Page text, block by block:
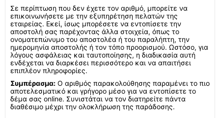
Σε περίπτωση που δεν έχετε τον αριθμό, μπορείτε να
επικοινωνήσετε με την εξυπηρέτηση πελατών της
εταιρείας. Εκεί, ίσως μπορέσετε να εντοπίσετε την
αποστολή σας παρέχοντας άλλα στοιχεία, όπως το
ονοματεπώνυμο του αποστολέα ή του παραλήπτη, την
ημερομηνία αποστολής ή τον τόπο προορισμού. Ωστόσο, για
λόγους ασφάλειας και ταυτοποίησης, η διαδικασία αυτή
ενδέχεται να διαρκέσει περισσότερο και να απαιτήσει
επιπλέον πληροφορίες.
Συμπέρασμα: Ο αριθμός παρακολούθησης παραμένει το πιο
αποτελεσματικό και γρήγορο μέσο για να εντοπίσετε το
δέμα σας online. Συνιστάται να τον διατηρείτε πάντα
διαθέσιμο μέχρι την ολοκλήρωση της παράδοσης.